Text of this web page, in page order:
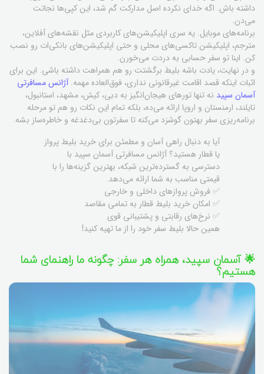
داشته باش. اگه خدای نکرده اصل مدارکت گم شد، این کپی‌ها نجاتت
می‌دن.
برنامه‌های موبایل. یه سری اپلیکیشن‌های کاربردی مثل نقشه‌های آفلاین،
مترجم، اپلیکیشن تاکسی‌های محلی و حتی اپلیکیشن‌های بانکی‌ات رو نصب
کن. اینا تو سفر حسابی به دردت می‌خورن.
و در نهایت، یادت باشه بلیط برگشتت رو هم همراهت داشته باشی. این برای
اثبات اینکه قصد اقامت غیرقانونی نداری، فوق‌العاده مهمه.آژانس مسافرتی
آسمان سپید نه تنها تورهای هیجان‌انگیز به دبی، کیش، مشهد، استانبول،
تایلند، ارمنستان و اروپا ارائه می‌ده، بلکه تمام این نکات رو هم تو مرحله
برنامه‌ریزی سفر بهتون گوشزد می‌کنه تا سفرتون بی‌دغدغه و خاطره‌ساز بشه.
آیا به دنبال راهی آسان و مطمئن برای خرید بلیط پرواز
یا قطار هستید؟ آژانس مسافرتی آسمان سپید با
دسترسی به گسترده‌ترین شبکه، بهترین گزینه‌ها را با
قیمتی مناسب به شما ارائه می‌دهد.
✅ فروش پروازهای داخلی و خارجی
✅ امکان خرید بلیط قطار به تمامی مقاصد
✅ نرخ‌های رقابتی و پشتیبانی قوی
همین حالا بلیط سفر خود را از ما تهیه کنید!
🌟 آسمان سپید، همراه هر سفر: چگونه ما راهنمای شما
هستیم؟